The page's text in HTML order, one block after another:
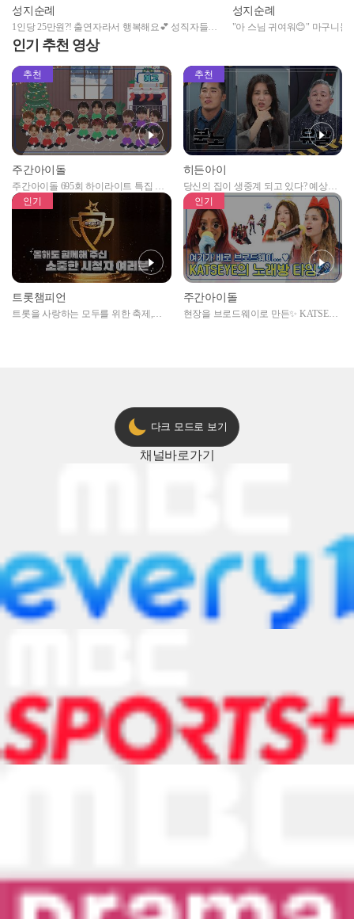
성지순례
1인당 25만원?! 출연자라서 행복해요💕 성직자들이
파인다이닝을 즐기는 방법😋
성지순례
"아 스님 귀여워😊" 마구니들
인기 추천 영상
추천
주간아이돌
주간아이돌 695회 하이라이트 특집 남
자아이돌편 예고
추천
히든아이
당신의 집이 생중계 되고 있다? 예상치
못한 곳에서 일어나는 불법촬영 범죄!
인기
트롯챔피언
트롯을 사랑하는 모두를 위한 축제,
인기
주간아이돌
현장을 브로드웨이로 만든✨ KATSEYE
다크 모드로 보기
채널바로가기